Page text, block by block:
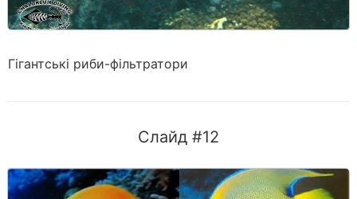
Гігантські риби-фільтратори
Слайд #12